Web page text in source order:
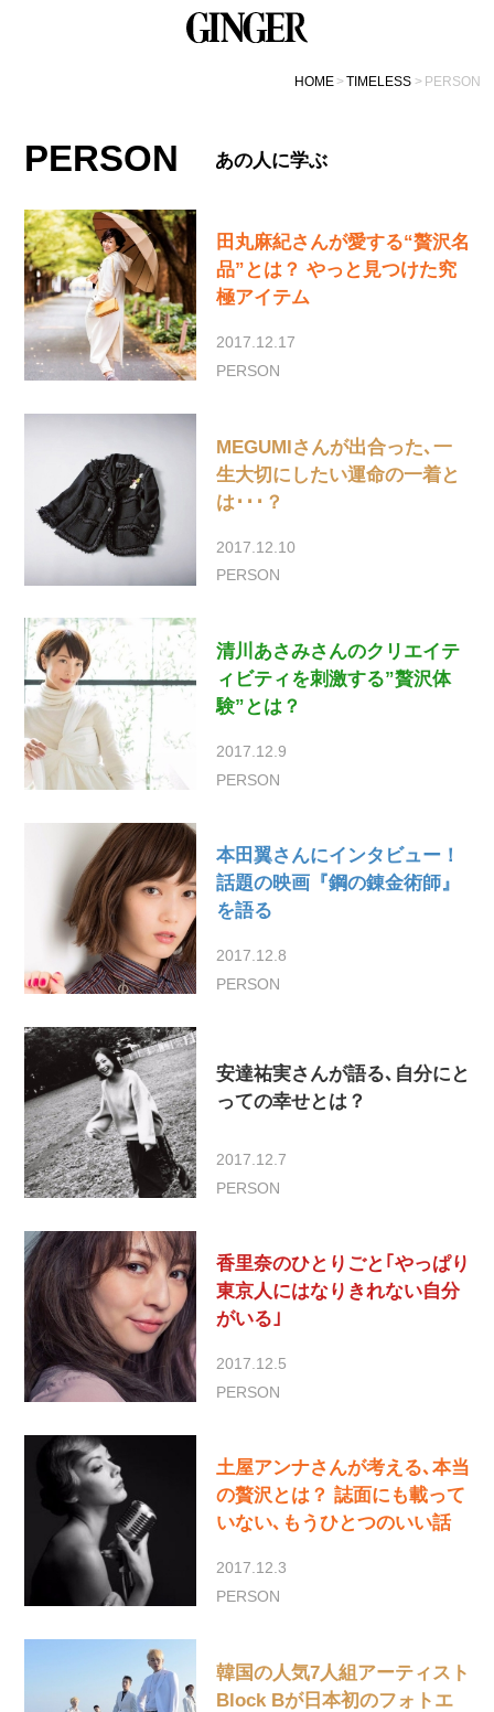
HOME TIMELESS PERSON
PERSON あの人に学ぶ
田丸麻紀さんが愛する“贅沢名
品”とは？ やっと見つけた究
極アイテム
2017.12.17
PERSON
MEGUMIさんが出合った､一
生大切にしたい運命の一着と
は･･･？
2017.12.10
PERSON
清川あさみさんのクリエイテ
ィビティを刺激する”贅沢体
験”とは？
2017.12.9
PERSON
本田翼さんにインタビュー！
話題の映画『鋼の錬金術師』
を語る
2017.12.8
PERSON
安達祐実さんが語る､自分にと
っての幸せとは？
2017.12.7
PERSON
香里奈のひとりごと｢やっぱり
東京人にはなりきれない自分
がいる｣
2017.12.5
PERSON
土屋アンナさんが考える､本当
の贅沢とは？ 誌面にも載って
いない､もうひとつのいい話
2017.12.3
PERSON
韓国の人気7人組アーティスト
Block Bが日本初のフォトエ